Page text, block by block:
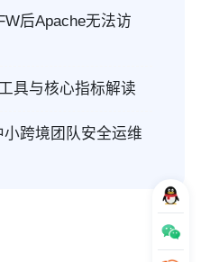
后Apache无法访
具与核心指标解读
跨境团队安全运维